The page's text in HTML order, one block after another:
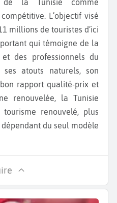
la Tunisie comme
L’objectif visé
millions de touristes d’ici
qui témoigne de la
des professionnels du
ses atouts naturels, son
rapport qualité-prix et
renouvelée, la Tunisie
renouvelé, plus
du seul modèle